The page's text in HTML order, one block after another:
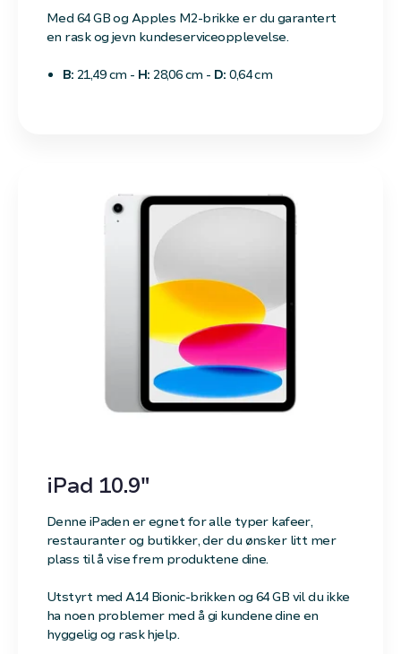
Med 64 GB og Apples M2-brikke er du garantert
en rask og jevn kundeserviceopplevelse.
B: 21,49 cm - H: 28,06 cm - D:0,64 cm
iPad 10.9"
Denne iPaden er egnet for alle typer kafeer,
restauranter og butikker, der du ønsker litt mer
plass til å vise frem produktene dine.
Utstyrt med A14 Bionic-brikken og 64 GB vil du ikke
ha noen problemer med å gi kundene dine en
hyggelig og rask hjelp.